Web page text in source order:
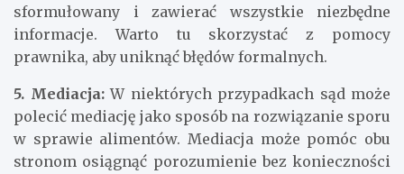
sformułowany i zawierać wszystkie niezbędne
informacje. Warto tu skorzystać z pomocy
prawnika, aby uniknąć błędów formalnych.
5. Mediacja:W niektórych przypadkach sąd może
polecić mediację jako sposób na rozwiązanie sporu
w sprawie alimentów. Mediacja może pomóc obu
stronom osiągnąć porozumienie bez konieczności